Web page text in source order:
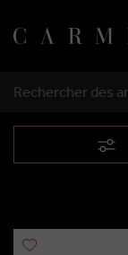
RECHERCHER